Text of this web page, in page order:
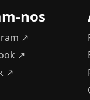
nos
↗
↗
↗